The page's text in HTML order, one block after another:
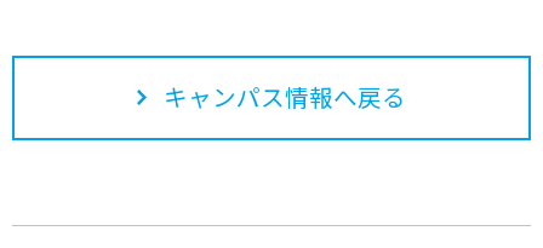
キャンパス情報へ戻る